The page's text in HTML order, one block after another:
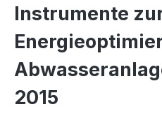
Instrumente
2015